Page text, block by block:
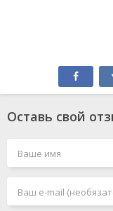
Оставь свой